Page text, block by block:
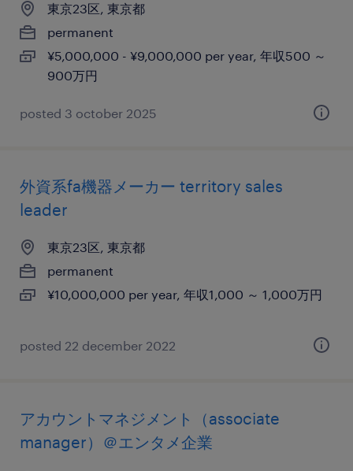
東京23区, 東京都
permanent
¥5,000,000 - ¥9,000,000 per year, 年収500 ～
900万円
posted 3 october 2025
外資系fa機器メーカー territory sales
leader
東京23区, 東京都
permanent
¥10,000,000 per year, 年収1,000 ～ 1,000万円
posted 22 december 2022
アカウントマネジメント（associate
manager）＠エンタメ企業